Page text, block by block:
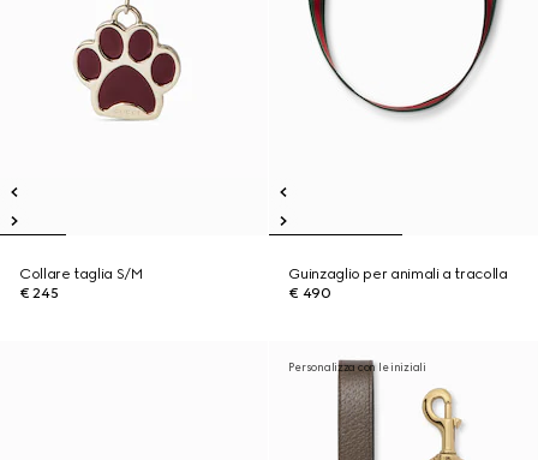
Collare taglia S/M
€ 245
Guinzaglio per animali a tracolla
€ 490
Personalizza con le iniziali